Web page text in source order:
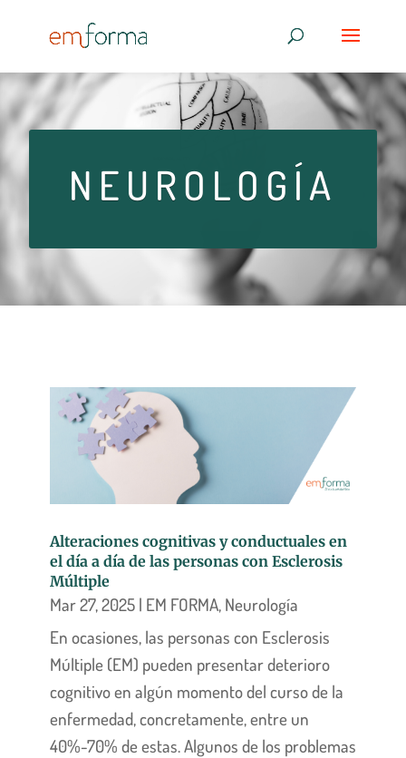
NEUROLOGÍA
Alteraciones cognitivas y conductuales en
el día a día de las personas con Esclerosis
Múltiple
Mar 27, 2025| EM FORMA, Neurología
En ocasiones, las personas con Esclerosis
Múltiple (EM) pueden presentar deterioro
cognitivo en algún momento del curso de la
enfermedad, concretamente, entre un
40%-70% de estas. Algunos de los problemas